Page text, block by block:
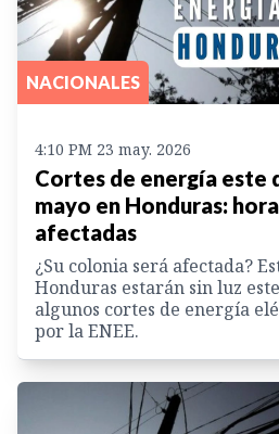
NACIONALES
4:10 PM 23 may. 2026
Cortes de energía este
mayo en Honduras:
afectadas
¿Su colonia será afectada?
Honduras estarán sin luz
algunos cortes de energía
por la ENEE.